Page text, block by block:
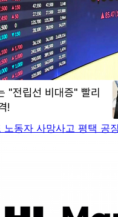
노동자 사망사고 평택 공